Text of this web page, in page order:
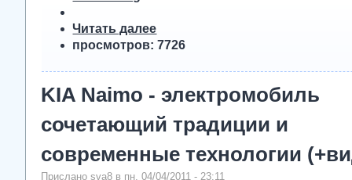
Читать далее
просмотров: 7726
KIA Naimo - электромобиль
сочетающий традиции и
современные технологии
Прислано sva8 в пн, 04/04/2011 - 23:11